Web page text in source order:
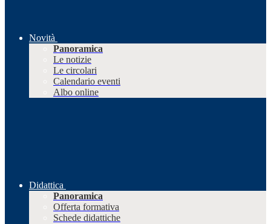
Novità
Panoramica
Le notizie
Le circolari
Calendario eventi
Albo online
Didattica
Panoramica
Offerta formativa
Schede didattiche